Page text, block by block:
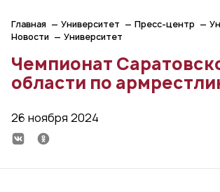
Главная Университет Пресс-центр
Новости
Университет
Чемпионат
области по
26 ноября 2024